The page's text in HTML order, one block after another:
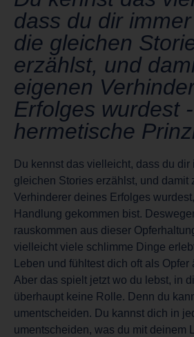
dass du dir
die gleichen
erzählst, und
eigenen
Erfolges wurdest -
hermetische
Du kennst das vielleicht, dass du dir
gleichen Stories erzählst, und damit
Verhinderer deines Erfolges
Handlung gekommen bist.
rauskommen aus dieser
vielleicht viele schlimme Dinge
Leben und fühltest dich oft als
Aber das spielt jetzt wo du lebst, in
überhaupt keine Rolle. Denn du
umentscheiden. Du kannst dich in
umentscheiden, was du mit deinem